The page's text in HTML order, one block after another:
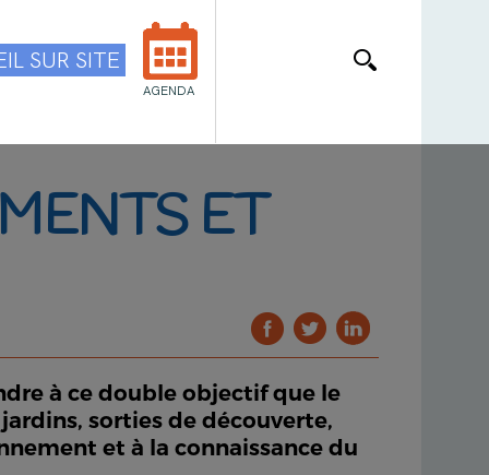
SUR SITE
AGENDA
ET
à ce double objectif que le
sorties de découverte,
et à la connaissance du